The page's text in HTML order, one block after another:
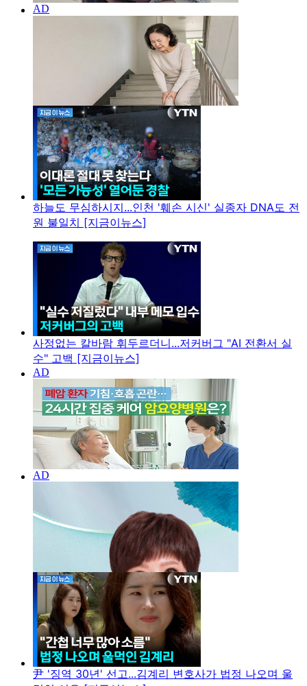
하늘도 무심하시지...인천 '훼손 시신' 실종자 DNA도 전
원 불일치 [지금이뉴스]
사정없는 칼바람 휘두르더니...저커버그 "AI 전환서 실
수" 고백 [지금이뉴스]
尹 '징역 30년' 선고...김계리 변호사가 법정 나오며 울